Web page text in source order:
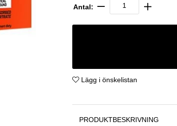
Antal:
Lägg i önskelistan
PRODUKTBESKRIVNING